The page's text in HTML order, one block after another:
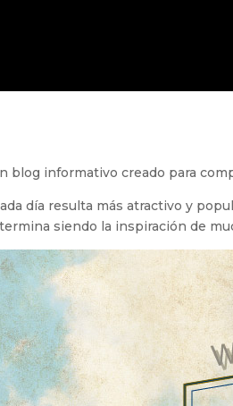
blog informativo creado para
día resulta más atractivo y
siendo la inspiración de